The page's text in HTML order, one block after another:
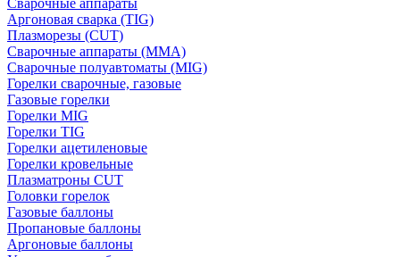
Сварочные аппараты
Аргоновая сварка (TIG)
Плазморезы (CUT)
Сварочные аппараты (MMA)
Сварочные полуавтоматы (MIG)
Горелки сварочные, газовые
Газовые горелки
Горелки MIG
Горелки TIG
Горелки ацетиленовые
Горелки кровельные
Плазматроны CUT
Головки горелок
Газовые баллоны
Пропановые баллоны
Аргоновые баллоны